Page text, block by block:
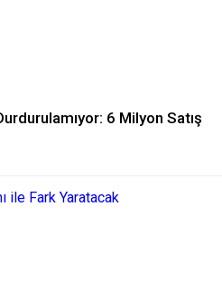
6 Milyon Satış